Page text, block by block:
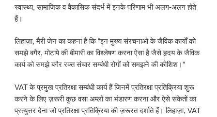
स्वास्थ्य, सामाजिक व वैकासिक संदर्भ में इनके परिणाम भी अलग-अलग होते
हैं।
लिहाज़ा, मैरी जेन का कहना है कि “इन मुख्य संरचनाओं के जैविक कार्यों को
समझे बगैर, मोटापे की बीमारी का विश्लेषण करना ऐसा है जैसे हृदय के जैविक
कार्य को समझे बगैर रक्त संचार सम्बंधी रोगों को समझने की कोशिश।”
VAT के प्रमुख प्रतिरक्षा सम्बंधी कार्य हैं जिनमें प्रतिरक्षा प्रतिक्रिया शुरू
करने के लिए ज़रूरी कुछ वसा अम्लों का भंडारण करना और ऐसे संकेतों का
प्रत्युत्तर देना जो प्रतिरक्षा प्रतिक्रिया की ज़रूरत दर्शाते हैं। लिहाज़ा, VAT